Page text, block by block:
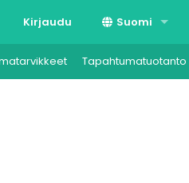
Kirjaudu Suomi
Svenska
Tapahtumatuotanto